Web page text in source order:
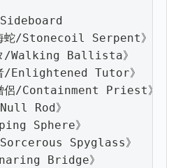
蛇/Stonecoil Serpent》
/Walking Ballista》
/Enlightened Tutor》
侶/Containment Priest》
Rod》
Sphere》
Spyglass》
Bridge》